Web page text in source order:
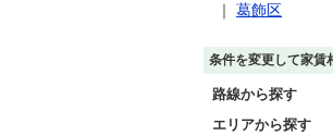
｜ 葛飾区
条件を変更して家賃
路線から探す
エリアから探す